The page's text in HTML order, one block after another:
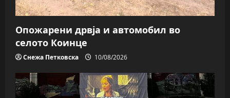
Опожарени дрвја и автомобил во
селото Коинце
Снежа Петковска 10/08/2026